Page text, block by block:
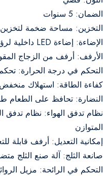
الضمان: 5 سنوات
التخزين: مساحة ضخمة
الإضاءة: إضاءة LED داخلية لرؤية واضحة
الأرفف: أرفف من الزجاج
التحكم في درجة الحرارة:
كفاءة الطاقة: استهلاك منخفض
النضارة: تحافظ على الطعام طازجًا
نظام تدفق الهواء: نظام تدفق
المتوازن
إمكانية التعديل: أرفف قابلة
صانعة الثلج: آلة صنع الثلج
التحكم في الرائحة: مزيل